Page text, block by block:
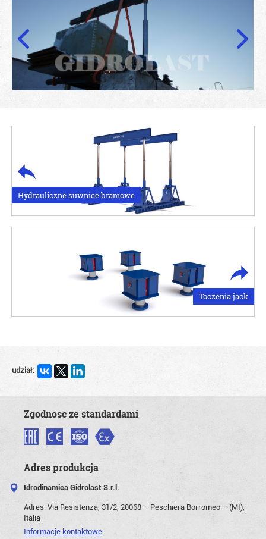
Hydrauliczne suwnice bramowe
Toczenia jack
udział:
Zgodnosc ze standardami
Adres produkcja
Idrodinamica Gidrolast S.r.l.
Adres:Via Resistenza, 31/2, 20068 – Peschiera Borromeo – (MI),
Italia
Informacje kontaktowe